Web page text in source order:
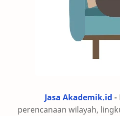
Jasa Akademik.id -
perencanaan wilayah,